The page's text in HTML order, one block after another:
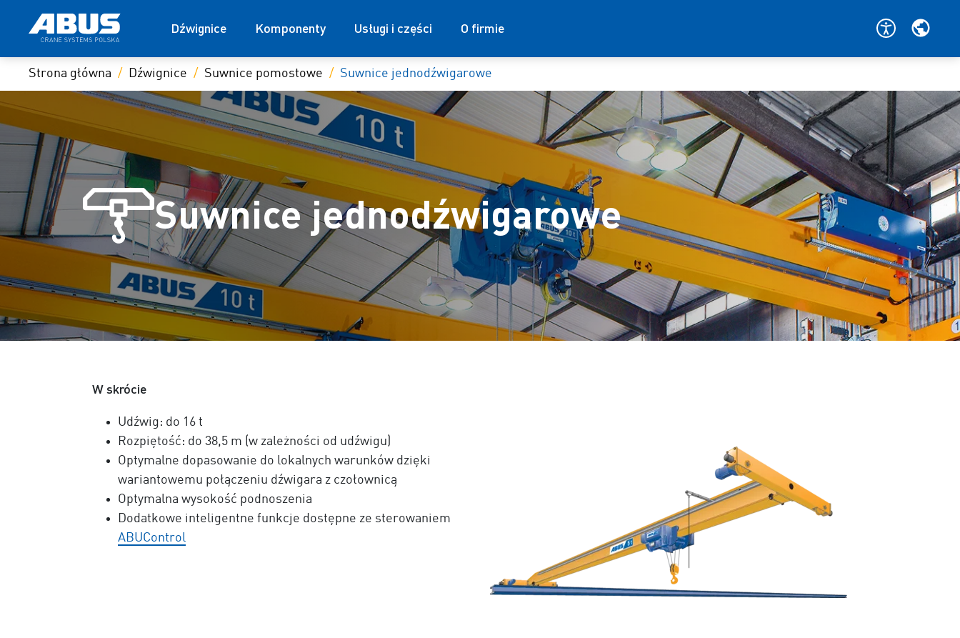
Dźwignice Komponenty Usługi i części O firmie
Strona główna Dźwignice Suwnice pomostowe Suwnice jednodźwigarowe
Suwnice jednodźwigarowe
W skrócie
Udźwig: do 16 t
Rozpiętość: do 38,5 m (w zależności od udźwigu)
Optymalne dopasowanie do lokalnych warunków dzięki
wariantowemu połączeniu dźwigara z czołownicą
Optymalna wysokość podnoszenia
Dodatkowe inteligentne funkcje dostępne ze sterowaniem
ABUControl